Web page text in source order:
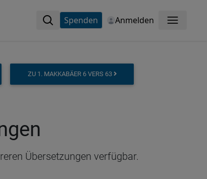
Spenden Anmelden Menü
ZU 1. MAKKABÄER 6 VERS 63
Übersetzungen verfügbar.